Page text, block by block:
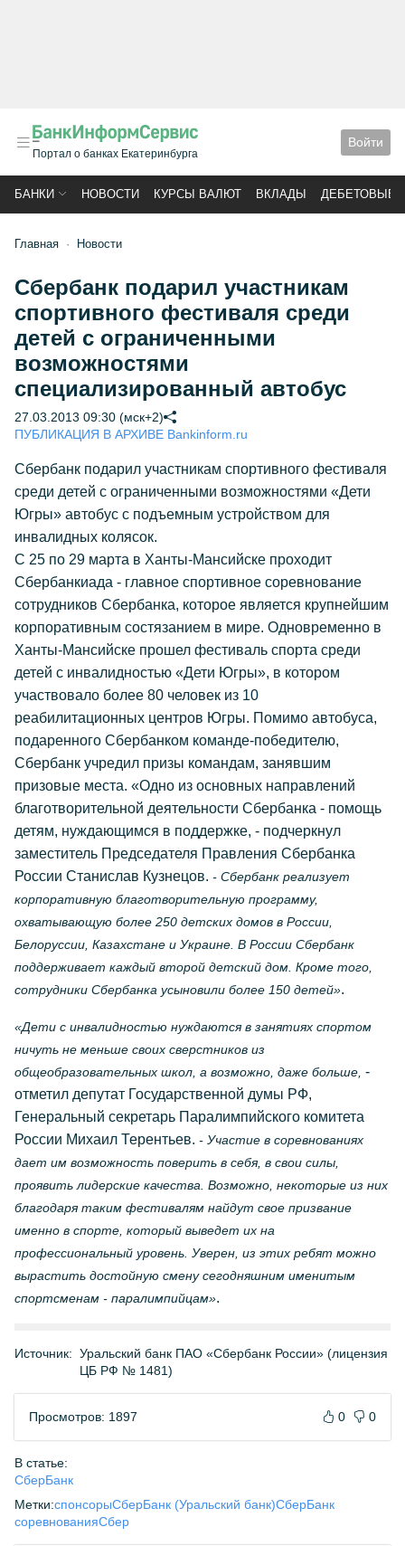
Портал о банках Екатеринбурга
Войти
БАНКИ НОВОСТИ КУРСЫ ВАЛЮТ ВКЛАДЫ ДЕБЕТОВЫЕ
Главная Новости
Сбербанк подарил участникам
спортивного фестиваля среди
детей с ограниченными
возможностями
специализированный автобус
27.03.2013 09:30 (мск+2)
ПУБЛИКАЦИЯ В АРХИВЕ Bankinform.ru
Сбербанк подарил участникам спортивного фестиваля
среди детей с ограниченными возможностями «Дети
Югры» автобус с подъемным устройством для
инвалидных колясок.
С 25 по 29 марта в Ханты-Мансийске проходит
Сбербанкиада - главное спортивное соревнование
сотрудников Сбербанка, которое является крупнейшим
корпоративным состязанием в мире. Одновременно в
Ханты-Мансийске прошел фестиваль спорта среди
детей с инвалидностью «Дети Югры», в котором
участвовало более 80 человек из 10
реабилитационных центров Югры. Помимо автобуса,
подаренного Сбербанком команде-победителю,
Сбербанк учредил призы командам, занявшим
призовые места. «Одно из основных направлений
благотворительной деятельности Сбербанка - помощь
детям, нуждающимся в поддержке, - подчеркнул
заместитель Председателя Правления Сбербанка
России Станислав Кузнецов. - Сбербанк реализует
корпоративную благотворительную программу,
охватывающую более 250 детских домов в России,
Белоруссии, Казахстане и Украине. В России Сбербанк
поддерживает каждый второй детский дом. Кроме того,
сотрудники Сбербанка усыновили более 150 детей».
«Дети с инвалидностью нуждаются в занятиях спортом
ничуть не меньше своих сверстников из
общеобразовательных школ, а возможно, даже больше, -
отметил депутат Государственной думы РФ,
Генеральный секретарь Паралимпийского комитета
России Михаил Терентьев. - Участие в соревнованиях
дает им возможность поверить в себя, в свои силы,
проявить лидерские качества. Возможно, некоторые из них
благодаря таким фестивалям найдут свое призвание
именно в спорте, который выведет их на
профессиональный уровень. Уверен, из этих ребят можно
вырастить достойную смену сегодняшним именитым
спортсменам - паралимпийцам».
Источник: Уральский банк ПАО «Сбербанк России» (лицензия
ЦБ РФ № 1481)
Просмотров: 1897 0 0
В статье:
СберБанк
Метки:спонсорыСберБанк (Уральский банк)СберБанк
соревнованияСбер